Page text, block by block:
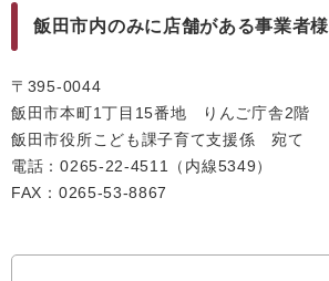
飯田市内のみに店舗がある事業者様
〒395-0044
飯田市本町1丁目15番地 りんご庁舎2階
飯田市役所こども課子育て支援係 宛て
電話：0265-22-4511（内線5349）
FAX：0265-53-8867